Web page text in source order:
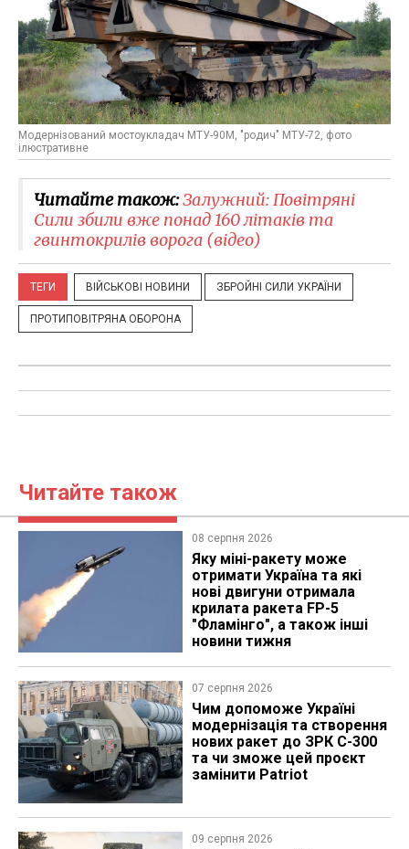
Модернізований мостоукладач МТУ-90М, "родич" МТУ-72, фото
ілюстративне
Читайте також:Залужний: Повітряні
Сили збили вже понад 160 літаків та
гвинтокрилів ворога (відео)
ТЕГИ ВІЙСЬКОВІ НОВИНИ ЗБРОЙНІ СИЛИ УКРАЇНИ
ПРОТИПОВІТРЯНА ОБОРОНА
Читайте також
08 серпня 2026
Яку міні-ракету може
отримати Україна та які
нові двигуни отримала
крилата ракета FP-5
"Фламінго", а також інші
новини тижня
07 серпня 2026
Чим допоможе Україні
модернізація та створення
нових ракет до ЗРК С-300
та чи зможе цей проєкт
замінити Patriot
09 серпня 2026